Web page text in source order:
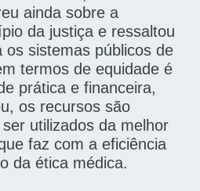
ainda sobre a
da justiça e ressaltou
os sistemas públicos de
termos de equidade é
prática e financeira,
os recursos são
utilizados da melhor
faz com a eficiência
da ética médica.